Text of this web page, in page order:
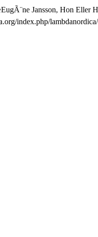
Jansson, Hon Eller
index.php/